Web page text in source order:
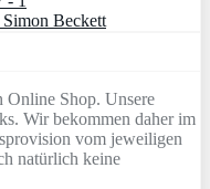
Beckett
Online Shop. Unsere
Wir bekommen daher im
vom jeweiligen
natürlich keine